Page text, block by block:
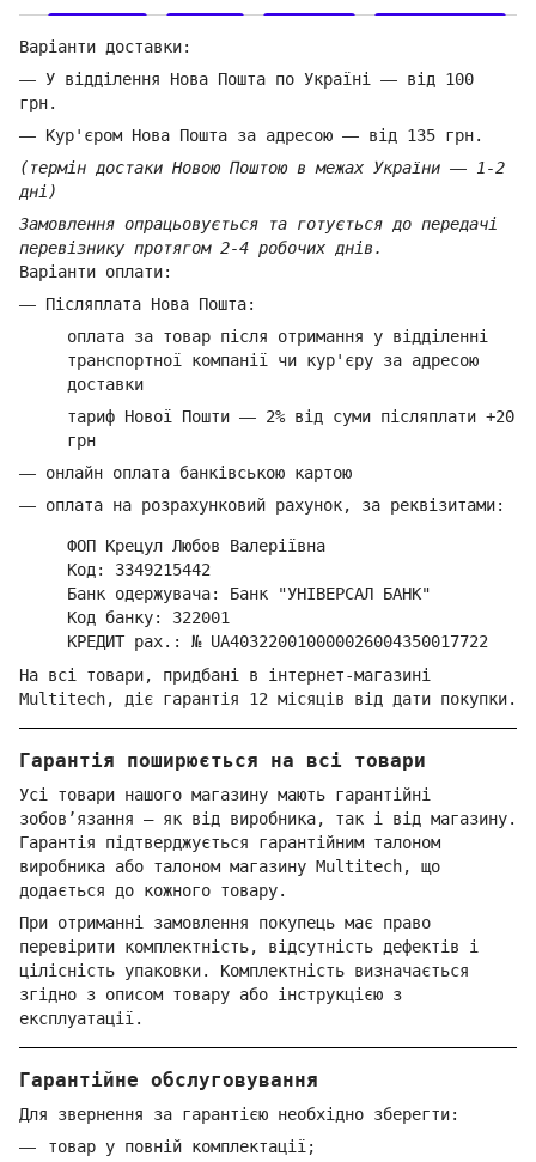
Варіанти доставки:
— У відділення Нова Пошта по Україні — від 100
грн.
— Кур'єром Нова Пошта за адресою — від 135 грн.
(термін достаки Новою Поштою в межах України — 1-2
дні)
Замовлення опрацьовується та готується до передачі
перевізнику протягом 2-4 робочих днів.
Варіанти оплати:
— Післяплата Нова Пошта:
оплата за товар після отримання у відділенні
транспортної компанії чи кур'єру за адресою
доставки
тариф Нової Пошти — 2% від суми післяплати +20
грн
— онлайн оплата банківською картою
— оплата на розрахунковий рахунок, за реквізитами:
ФОП Крецул Любов Валеріївна
Код: 3349215442
Банк одержувача: Банк "УНІВЕРСАЛ БАНК"
Код банку: 322001
КРЕДИТ рах.: № UA403220010000026004350017722
На всі товари, придбані в інтернет-магазині
Multitech, діє гарантія 12 місяців від дати покупки.
Гарантія поширюється на всі товари
Усі товари нашого магазину мають гарантійні
зобов’язання — як від виробника, так і від магазину.
Гарантія підтверджується гарантійним талоном
виробника або талоном магазину Multitech, що
додається до кожного товару.
При отриманні замовлення покупець має право
перевірити комплектність, відсутність дефектів і
цілісність упаковки. Комплектність визначається
згідно з описом товару або інструкцією з
експлуатації.
Гарантійне обслуговування
Для звернення за гарантією необхідно зберегти:
товар у повній комплектації;